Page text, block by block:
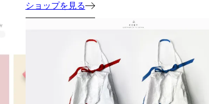
ショップを見る